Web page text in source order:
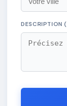
DESCRIPTION